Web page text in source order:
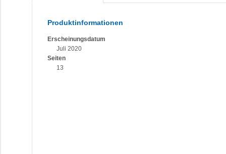
Produktinformationen
Erscheinungsdatum
Juli 2020
Seiten
13